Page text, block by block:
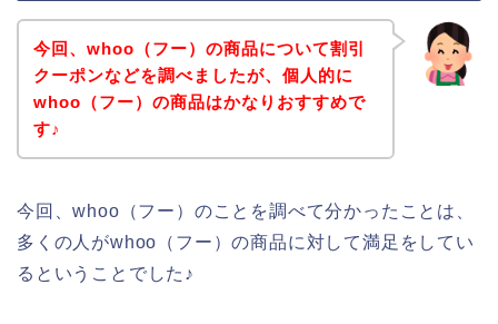
今回、whoo（フー）の商品について割引
クーポンなどを調べましたが、個人的に
whoo（フー）の商品はかなりおすすめで
す♪
今回、whoo（フー）のことを調べて分かったことは、
多くの人がwhoo（フー）の商品に対して満足をしてい
るということでした♪